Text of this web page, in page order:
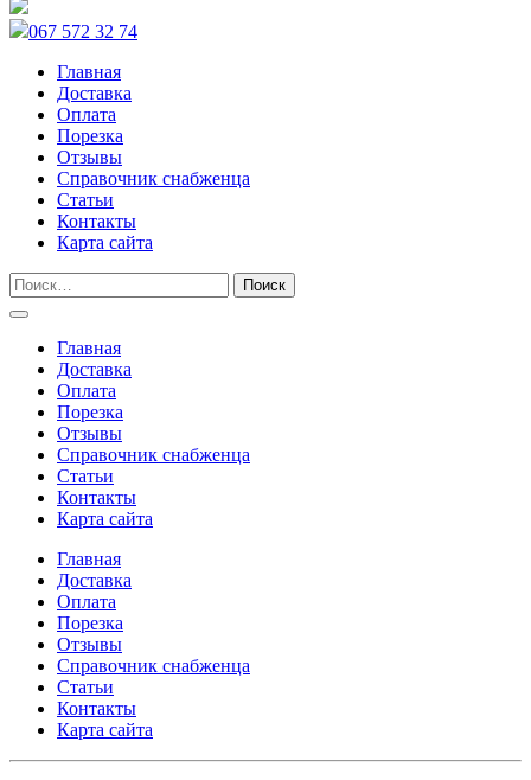
067 572 32 74
Главная
Доставка
Оплата
Порезка
Отзывы
Справочник снабженца
Статьи
Контакты
Карта сайта
Главная
Доставка
Оплата
Порезка
Отзывы
Справочник снабженца
Статьи
Контакты
Карта сайта
Главная
Доставка
Оплата
Порезка
Отзывы
Справочник снабженца
Статьи
Контакты
Карта сайта